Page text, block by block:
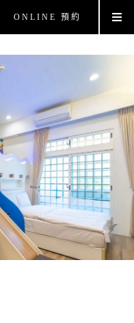
ONLINE 預約